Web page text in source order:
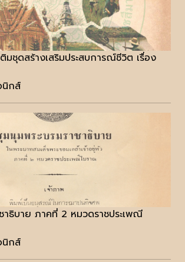
มชุดสร้างเสริมประสบการณ์ชีวิต เรื่อง
นิกส์
าธิบาย ภาคที่ 2 หมวดราชประเพณี
นิกส์